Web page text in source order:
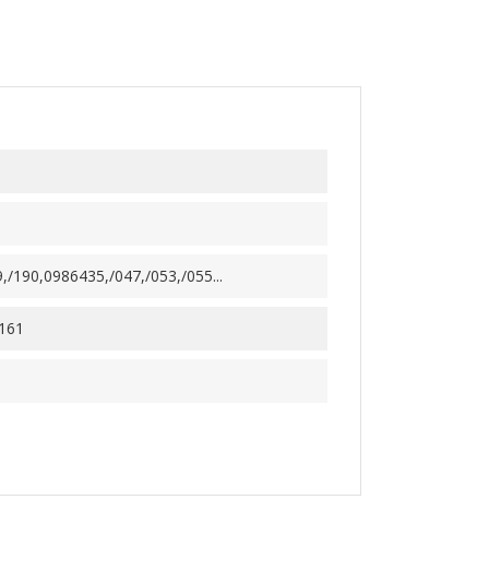
190,0986435,/047,/053,/055...